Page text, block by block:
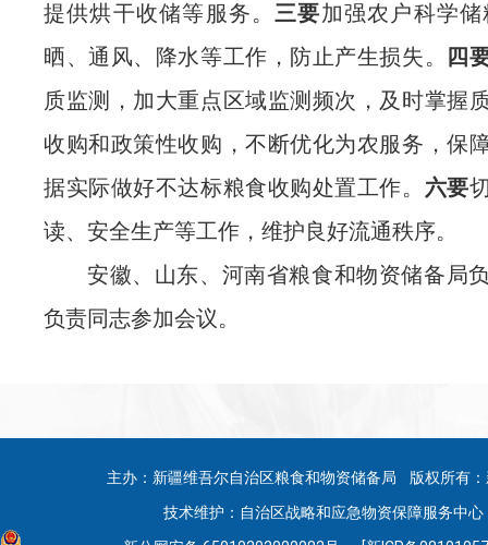
提供烘干收储等服务。 三要加强农户科学
晒、通风、降水等工作，防止产生损失。
四
质监测，加大重点区域监测频次，及时掌握
收购和政策性收购，不断优化为农服务，保
据实际做好不达标粮食收购处置工作。 六要
读、安全生产等工作，维护良好流通秩序。
安徽、山东、河南省粮食和物资储备局
负责同志参加会议。
主办：新疆维吾尔自治区粮食和物资储备局 版权所有
技术维护：自治区战略和应急物资保障服务中